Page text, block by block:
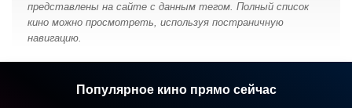
представлены на сайте с данным тегом. Полный список
кино можно просмотреть, используя постраничную
навигацию.
Популярное кино прямо сейчас